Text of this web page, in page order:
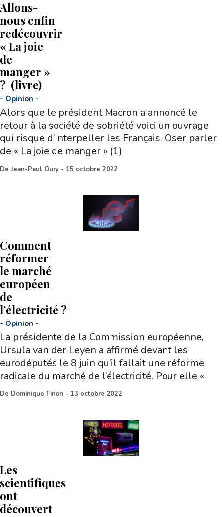
Allons-
nous enfin
redécouvrir
« La joie
de
manger »
? (livre)
- Opinion -
Alors que le président Macron a annoncé le
retour à la société de sobriété voici un ouvrage
qui risque d’interpeller les Français. Oser parler
de « La joie de manger » (1)
De Jean-Paul Oury - 15 octobre 2022
Comment
réformer
le marché
européen
de
l’électricité ?
- Opinion -
La présidente de la Commission européenne,
Ursula van der Leyen a affirmé devant les
eurodéputés le 8 juin qu’il fallait une réforme
radicale du marché de l’électricité. Pour elle «
De Dominique Finon - 13 octobre 2022
Les
scientifiques
ont
découvert